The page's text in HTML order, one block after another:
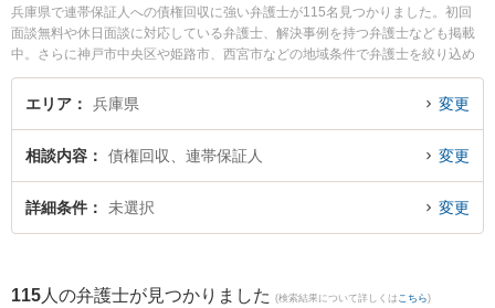
兵庫県で連帯保証人への債権回収に強い弁護士が115名見つかりました。初回
面談無料や休日面談に対応している弁護士、解決事例を持つ弁護士なども掲載
中。さらに神戸市中央区や姫路市、西宮市などの地域条件で弁護士を絞り込め
ます。債権回収に関係する売掛金回収や債権回収代行、債権の時効中断等の細
かな分野での絞り込み検索もでき便利です。特に虎ノ門法律経済事務所 西宮支
ます。『兵庫県で土日や夜間に発生した連帯保証人への債権回収のトラブルを
今すぐに弁護士に相談したい』『連帯保証人への債権回収のトラブル解決の実
績豊富な近くの弁護士を検索したい』『初回相談無料で連帯保証人への債権回
エリア 兵庫県 変更
相談内容 債権回収、連帯保証人 変更
詳細条件 未選択 変更
115 人の弁護士が見つかりました (検索結果について詳しくは こちら)